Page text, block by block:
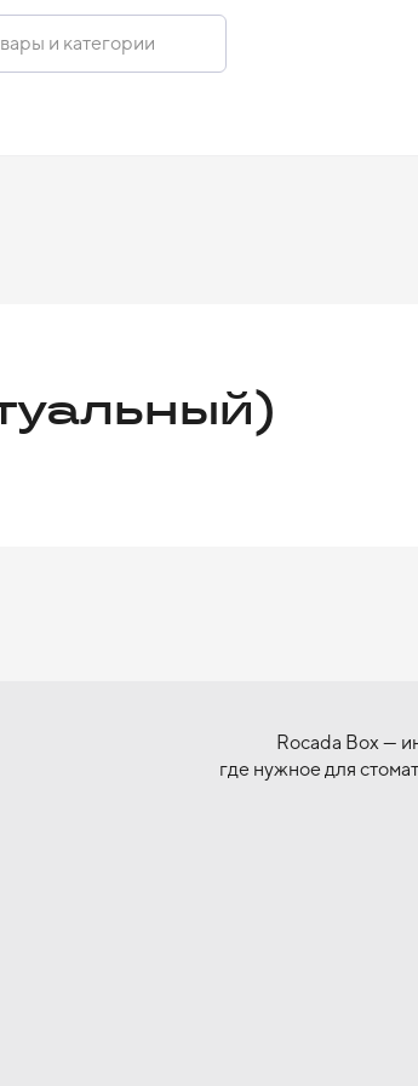
и категории
Rocada Box —
где нужное для